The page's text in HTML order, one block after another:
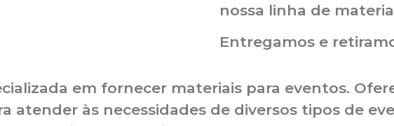
nossa linha de
Entregamos e
em fornecer materiais para eventos.
atender às necessidades de diversos tipos de